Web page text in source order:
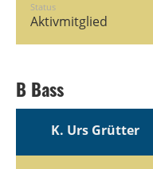
Status
Aktivmitglied
B Bass
K. Urs Grütter